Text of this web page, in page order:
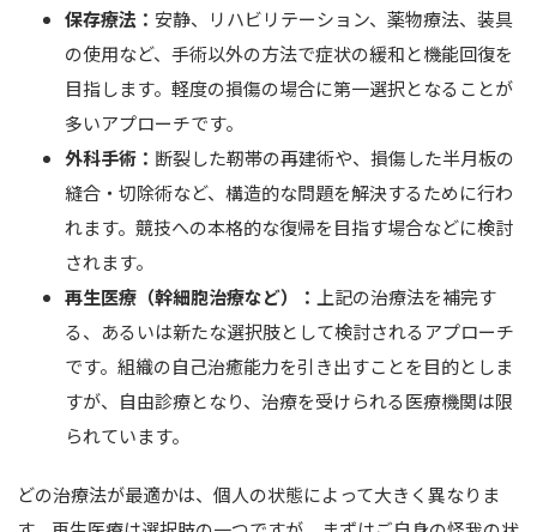
保存療法： 安静、リハビリテーション、薬物療法、装具
の使用など、手術以外の方法で症状の緩和と機能回復を
目指します。軽度の損傷の場合に第一選択となることが
多いアプローチです。
外科手術： 断裂した靭帯の再建術や、損傷した半月板の
縫合・切除術など、構造的な問題を解決するために行わ
れます。競技への本格的な復帰を目指す場合などに検討
されます。
再生医療（幹細胞治療など）： 上記の治療法を補完す
る、あるいは新たな選択肢として検討されるアプローチ
です。組織の自己治癒能力を引き出すことを目的としま
すが、自由診療となり、治療を受けられる医療機関は限
られています。
どの治療法が最適かは、個人の状態によって大きく異なりま